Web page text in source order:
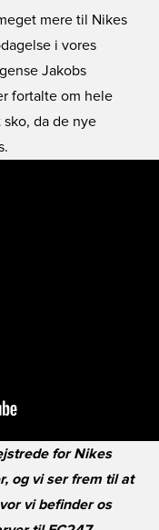
mere til Nikes
i vores
gense Jakobs
fortalte om hele
da de nye
for Nikes
og vi ser frem til at
vi befinder os